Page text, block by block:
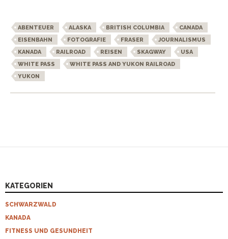
ABENTEUER ALASKA BRITISH COLUMBIA
CANADA
EISENBAHN
FOTOGRAFIE FRASER
JOURNALISMUS
KANADA
RAILROAD REISEN SKAGWAY
USA
WHITE PASS
WHITE PASS AND YUKON RAILROAD
YUKON
KATEGORIEN
SCHWARZWALD
KANADA
FITNESS UND GESUNDHEIT